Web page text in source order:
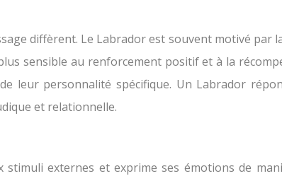
diffèrent. Le Labrador est souvent motivé
sensible au renforcement positif et à la
leur personnalité spécifique. Un Labrador
et relationnelle.
externes et exprime ses émotions de